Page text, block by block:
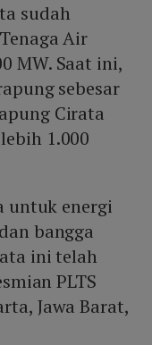
sudah
Air
MW. Saat ini,
sebesar
Cirata
1.000
untuk energi
bangga
ini telah
PLTS
Jawa Barat,